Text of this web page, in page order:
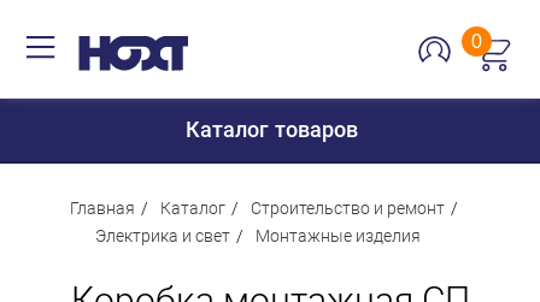
0
Каталог товаров
Главная Каталог
Строительство и ремонт
Электрика и свет
Монтажные изделия